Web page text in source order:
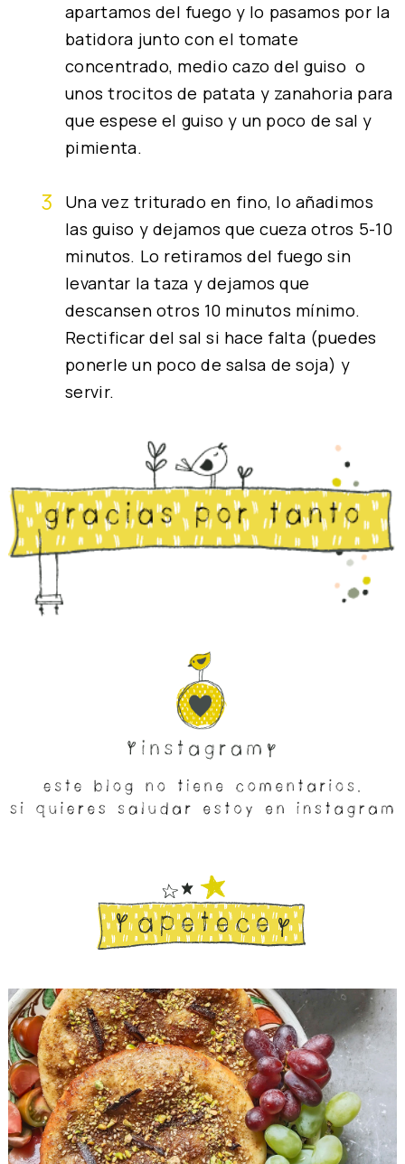
apartamos del fuego y lo pasamos por la
batidora junto con el tomate
concentrado, medio cazo del guiso o
unos trocitos de patata y zanahoria para
que espese el guiso y un poco de sal y
pimienta.
Una vez triturado en fino, lo añadimos
las guiso y dejamos que cueza otros 5-10
minutos. Lo retiramos del fuego sin
levantar la taza y dejamos que
descansen otros 10 minutos mínimo.
Rectificar del sal si hace falta (puedes
ponerle un poco de salsa de soja) y
servir.